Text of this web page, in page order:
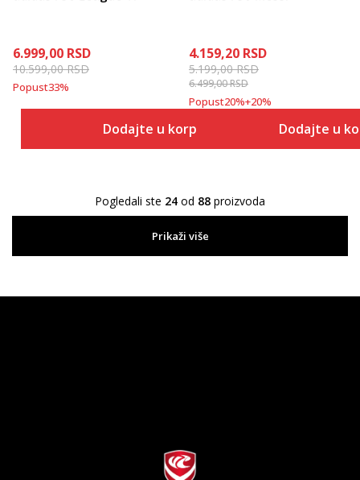
6.999,00 RSD
10.599,00RSD
Popust33%
Dodajte u korpu
4.159,20 RSD
5.199,00RSD
6.499,00RSD
Popust20%+20%
Dodajte u
Pogledali ste 24 od 88 proizvoda
Prikaži više